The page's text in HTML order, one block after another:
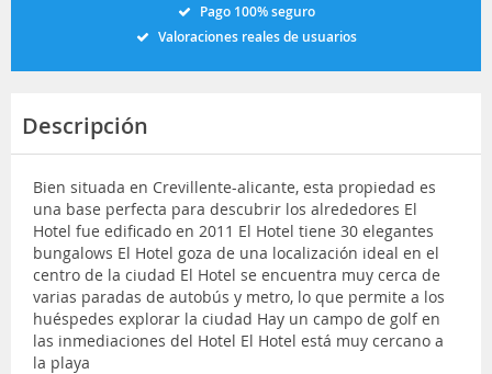
Pago 100% seguro
Valoraciones reales de usuarios
Descripción
Bien situada en Crevillente-alicante, esta propiedad es
una base perfecta para descubrir los alrededores El
Hotel fue edificado en 2011 El Hotel tiene 30 elegantes
bungalows El Hotel goza de una localización ideal en el
centro de la ciudad El Hotel se encuentra muy cerca de
varias paradas de autobús y metro, lo que permite a los
huéspedes explorar la ciudad Hay un campo de golf en
las inmediaciones del Hotel El Hotel está muy cercano a
la playa